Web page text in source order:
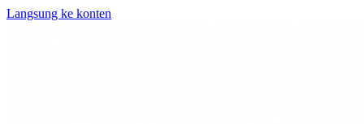
Langsung ke konten